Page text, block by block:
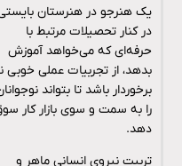
یک هنرجو در هنرستان بایستی
در کنار تحصیلات مرتبط با
حرفه‌ای که می‌خواهد آموزش
بدهد، از تجربیات عملی خوبی نیز
برخوردار باشد تا بتواند نوجوانان
را به سمت و سوی بازار کار سوق
دهد.
تربیت نیروی انسانی ماهر و